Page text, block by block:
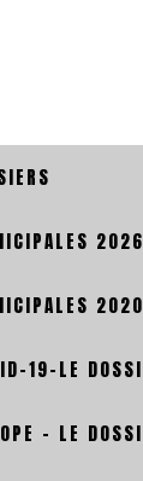
19-LE
– LE